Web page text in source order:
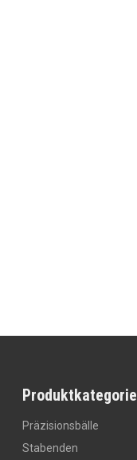
Produktkategorie
Präzisionsbälle
Stabenden